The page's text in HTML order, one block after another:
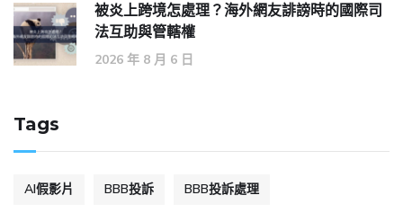
被炎上跨境怎處理？海外網友誹謗時的國際司
法互助與管轄權
2026 年 8 月 6 日
Tags
AI假影片 BBB投訴 BBB投訴處理